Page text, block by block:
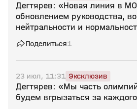
Дегтярев: «Новая линия в
обновлением руководства,
нейтральности и
Поделиться1
23 июл, 11:31 Эксклюзив
Дегтярев: «Мы часть
будем вгрызаться за